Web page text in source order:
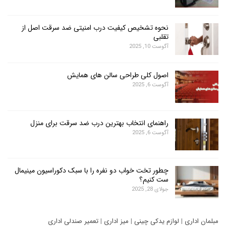
نحوه تشخیص کیفیت درب امنیتی ضد سرقت اصل از
تقلبی
آگوست 10, 2025
اصول کلی طراحی سالن های همایش
آگوست 6, 2025
راهنمای انتخاب بهترین درب ضد سرقت برای منزل
آگوست 6, 2025
چطور تخت خواب دو نفره را با سبک دکوراسیون مینیمال
ست کنیم؟
جولای 28, 2025
|لوازم یدکی چینی|میز اداری| تعمیر صندلی اداری